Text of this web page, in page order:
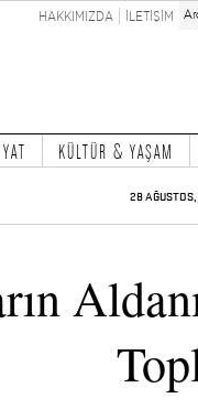
HAKKIMIZDA İLETİŞİM
KÜLTÜR & YAŞAM
28